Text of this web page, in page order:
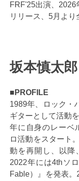
FRF'25出演、2026
リリース、5月より
坂本慎太郎
■PROFILE
1989年、ロック・
ギターとして活動
年に自身のレーベ
ロ活動をスタート
動を再開し、以降
2022年には4thソ
Fable）』を発表